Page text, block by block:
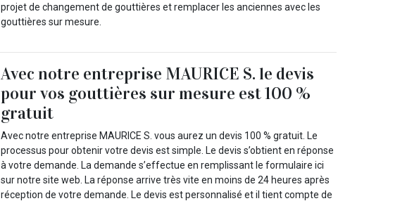
projet de changement de gouttières et remplacer les anciennes avec les
gouttières sur mesure.
Avec notre entreprise MAURICE S. le devis
pour vos gouttières sur mesure est 100 %
gratuit
Avec notre entreprise MAURICE S. vous aurez un devis 100 % gratuit. Le
processus pour obtenir votre devis est simple. Le devis s’obtient en réponse
à votre demande. La demande s’effectue en remplissant le formulaire ici
sur notre site web. La réponse arrive très vite en moins de 24 heures après
réception de votre demande. Le devis est personnalisé et il tient compte de